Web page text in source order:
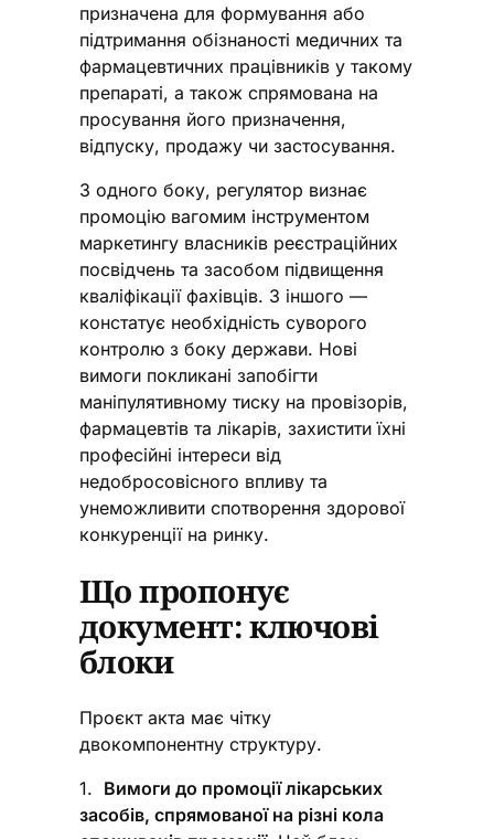
призначена для формування або
підтримання обізнаності медичних та
фармацевтичних працівників у такому
препараті, а також спрямована на
просування його призначення,
відпуску, продажу чи застосування.
З одного боку, регулятор визнає
промоцію вагомим інструментом
маркетингу власників реєстраційних
посвідчень та засобом підвищення
кваліфікації фахівців. З іншого —
констатує необхідність суворого
контролю з боку держави. Нові
вимоги покликані запобігти
маніпулятивному тиску на провізорів,
фармацевтів та лікарів, захистити їхні
професійні інтереси від
недобросовісного впливу та
унеможливити спотворення здорової
конкуренції на ринку.
Що пропонує
документ: ключові
блоки
Проєкт акта має чітку
двокомпонентну структуру.
1. Вимоги до промоції лікарських
засобів, спрямованої на різні кола